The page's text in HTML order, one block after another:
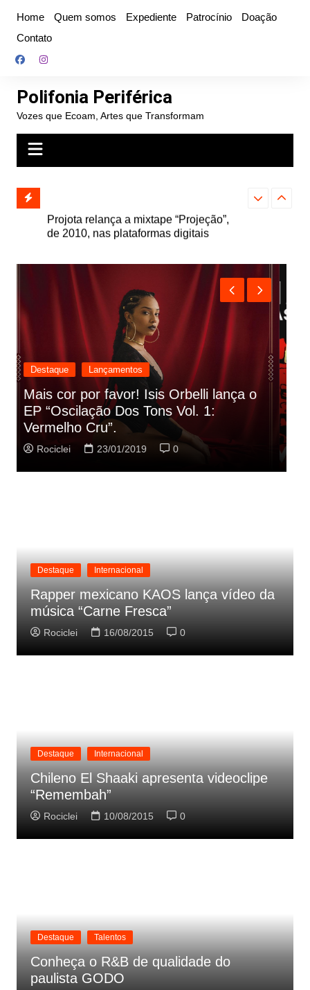
conteúdo
Home Quem somos Expediente Patrocínio
Doação
Contato
Polifonia Periférica
Vozes que Ecoam, Artes que Transformam
e abre
autoral,
Farofa
Destaque Lançamentos
Rashid vai buscar nos HQs as
referencias do clipe de sua nova
música
Rociclei 22/01/2019
Destaque Internacional
Rapper mexicano KAOS lança vídeo da
música “Carne Fresca”
Rociclei 16/08/2015 0
Destaque Internacional
Chileno El Shaaki apresenta videoclipe
“Remembah”
Rociclei 10/08/2015 0
Destaque Talentos
Conheça o R&B de qualidade do
paulista GODO